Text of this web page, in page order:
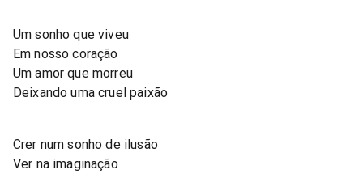
Um sonho que viveu
Em nosso coração
Um amor que morreu
Deixando uma cruel paixão
Crer num sonho de ilusão
Ver na imaginação